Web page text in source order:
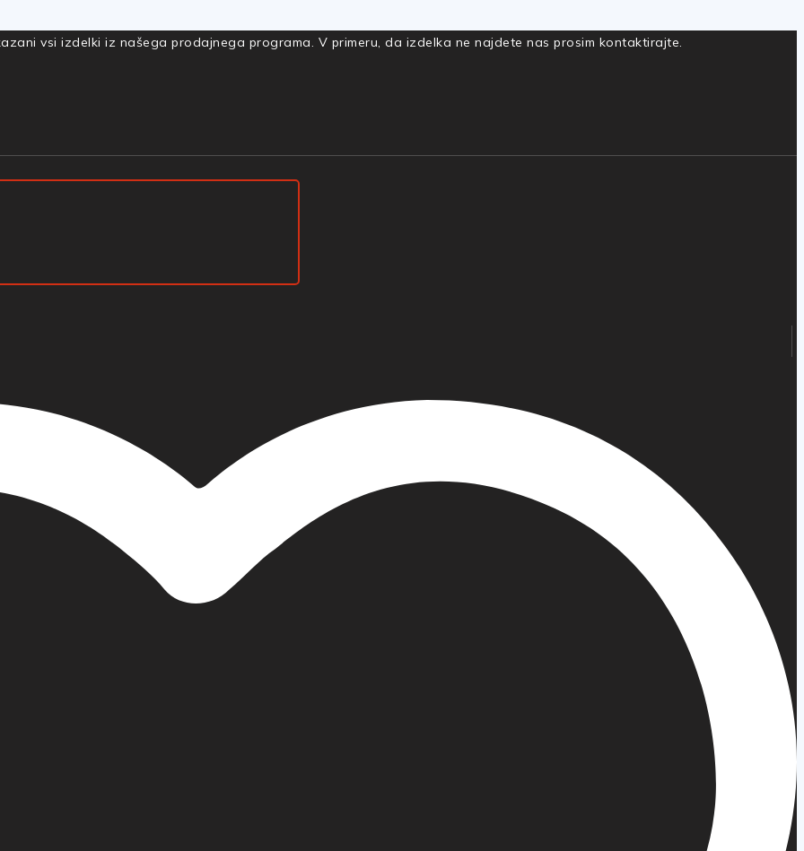
vsi izdelki iz našega prodajnega programa. V primeru, da izdelka ne najdete nas prosim kontaktirajte.